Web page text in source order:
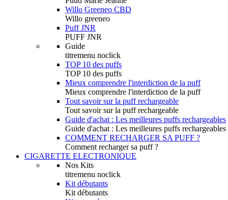
Willo Greeneo CBD
Willo greeneo
Puff JNR
PUFF JNR
Guide
titremenu noclick
TOP 10 des puffs
TOP 10 des puffs
Mieux comprendre l'interdiction de la puff
Mieux comprendre l'interdiction de la puff
Tout savoir sur la puff rechargeable
Tout savoir sur la puff rechargeable
Guide d'achat : Les meilleures puffs rechargeables
Guide d'achat : Les meilleures puffs rechargeables
COMMENT RECHARGER SA PUFF ?
Comment recharger sa puff ?
CIGARETTE ELECTRONIQUE
Nos Kits
titremenu noclick
Kit débutants
Kit débutants